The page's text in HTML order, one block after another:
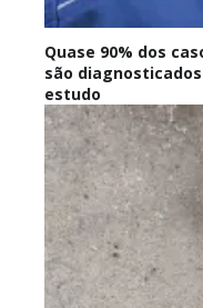
Quase 90% dos
são
estudo